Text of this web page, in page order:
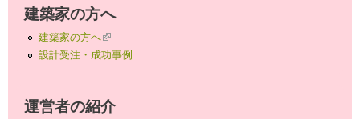
建築家の方へ
建築家の方へ(link is external)
設計受注・成功事例
運営者の紹介